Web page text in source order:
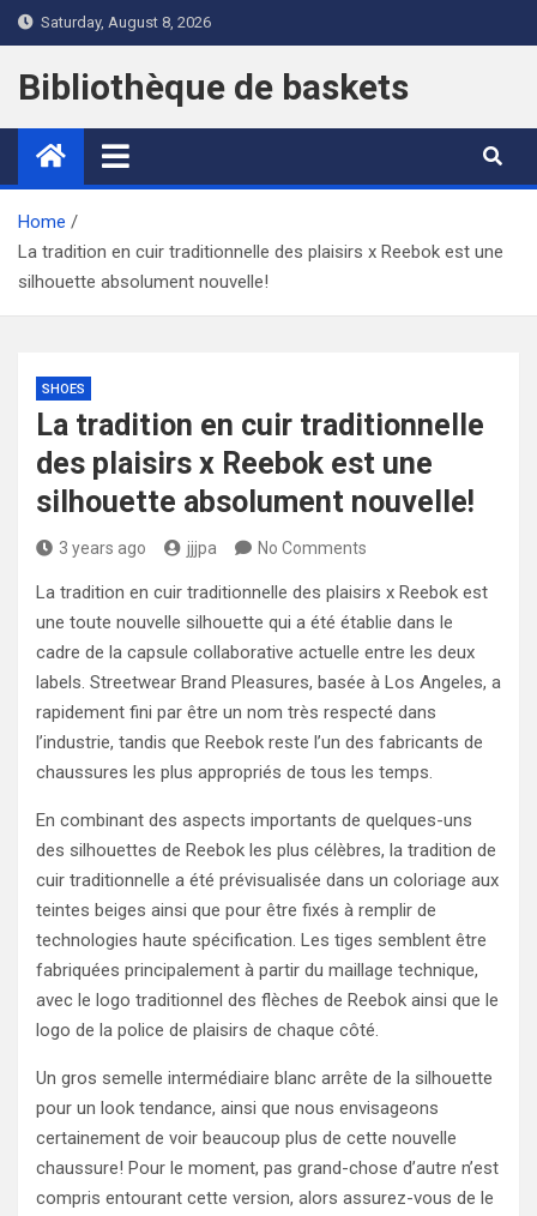
Skip
to
content
Saturday, August 8, 2026
Bibliothèque de baskets
Home
La tradition en cuir traditionnelle des plaisirs x Reebok est une
silhouette absolument nouvelle!
SHOES
La tradition en cuir traditionnelle
des plaisirs x Reebok est une
silhouette absolument nouvelle!
3 years ago jjjpa No Comments
La tradition en cuir traditionnelle des plaisirs x Reebok est
une toute nouvelle silhouette qui a été établie dans le
cadre de la capsule collaborative actuelle entre les deux
labels. Streetwear Brand Pleasures, basée à Los Angeles, a
rapidement fini par être un nom très respecté dans
l’industrie, tandis que Reebok reste l’un des fabricants de
chaussures les plus appropriés de tous les temps.
En combinant des aspects importants de quelques-uns
des silhouettes de Reebok les plus célèbres, la tradition de
cuir traditionnelle a été prévisualisée dans un coloriage aux
teintes beiges ainsi que pour être fixés à remplir de
technologies haute spécification. Les tiges semblent être
fabriquées principalement à partir du maillage technique,
avec le logo traditionnel des flèches de Reebok ainsi que le
logo de la police de plaisirs de chaque côté.
Un gros semelle intermédiaire blanc arrête de la silhouette
pour un look tendance, ainsi que nous envisageons
certainement de voir beaucoup plus de cette nouvelle
chaussure! Pour le moment, pas grand-chose d’autre n’est
compris entourant cette version, alors assurez-vous de le